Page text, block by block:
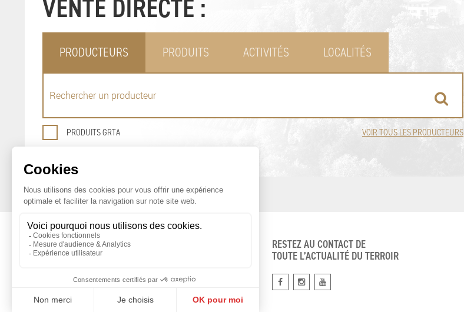
VENTE DIRECTE :
PRODUCTEURS PRODUITS ACTIVITÉS LOCALITÉS
PRODUITS GRTA VOIR TOUS LES PRODUCTEURS
OFFICE DE PROMOTION
DES PRODUITS AGRICOLES DE GENÈVE
Maison du Terroir
1233 Bernex
Tél: 022 388 71 55
info@geneveterroir.ge.ch
RESTEZ AU CONTACT DE
TOUTE L’ACTUALITÉ DU TERROIR